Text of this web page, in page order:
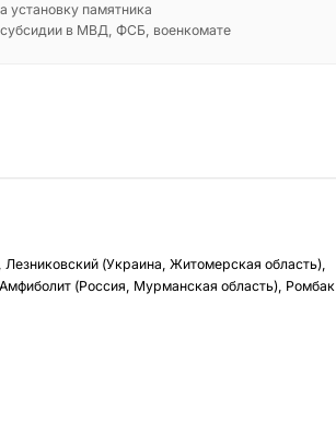
установку памятника
в МВД, ФСБ, военкомате
(Украина, Житомерская область),
(Россия, Мурманская область), Ромбак